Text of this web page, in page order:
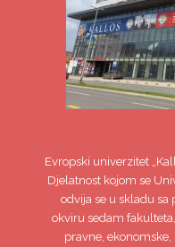
Evropski univerzitet
Djelatnost kojom se
odvija se u skladu sa
okviru sedam
pravne, ekonomske,